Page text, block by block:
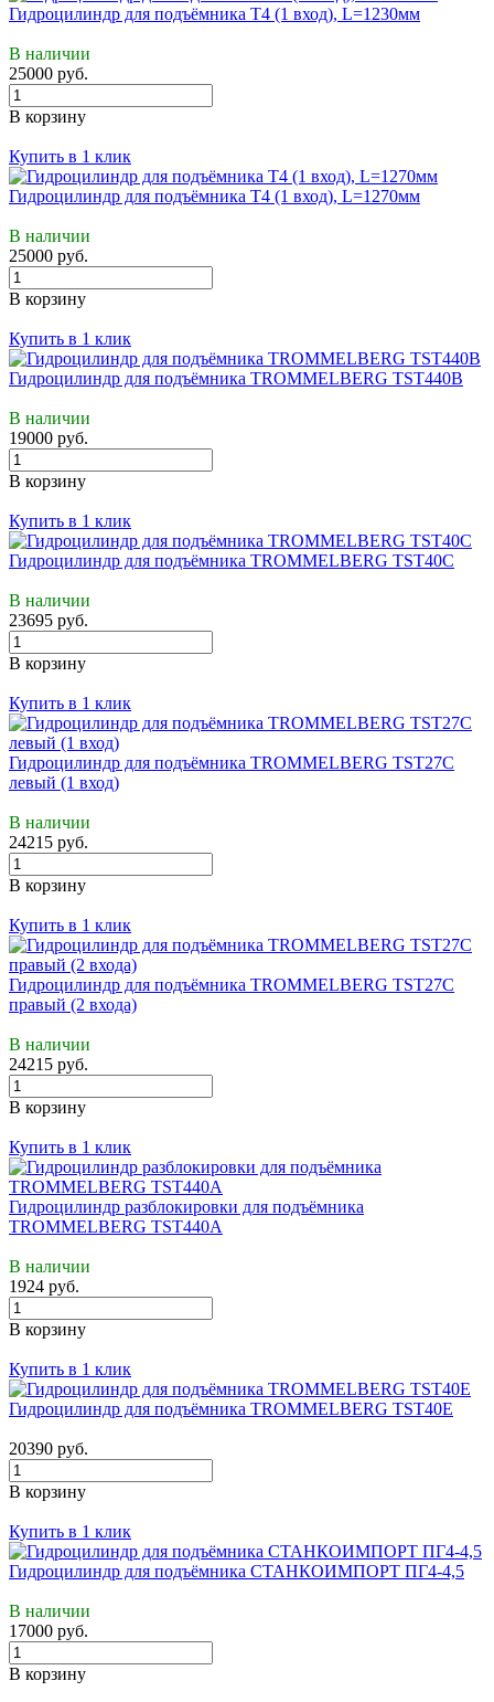
Гидроцилиндр для подъёмника Т4 (1 вход), L=1230мм
В наличии
25000 руб.
В корзину
Купить в 1 клик
Гидроцилиндр для подъёмника Т4 (1 вход), L=1270мм
В наличии
25000 руб.
В корзину
Купить в 1 клик
Гидроцилиндр для подъёмника TROMMELBERG TST440B
В наличии
19000 руб.
В корзину
Купить в 1 клик
Гидроцилиндр для подъёмника TROMMELBERG TST40C
В наличии
23695 руб.
В корзину
Купить в 1 клик
Гидроцилиндр для подъёмника TROMMELBERG TST27C
левый (1 вход)
В наличии
24215 руб.
В корзину
Купить в 1 клик
Гидроцилиндр для подъёмника TROMMELBERG TST27C
правый (2 входа)
В наличии
24215 руб.
В корзину
Купить в 1 клик
Гидроцилиндр разблокировки для подъёмника
TROMMELBERG TST440A
В наличии
1924 руб.
В корзину
Купить в 1 клик
Гидроцилиндр для подъёмника TROMMELBERG TST40Е
20390 руб.
В корзину
Купить в 1 клик
Гидроцилиндр для подъёмника СТАНКОИМПОРТ ПГ4-4,5
В наличии
17000 руб.
В корзину